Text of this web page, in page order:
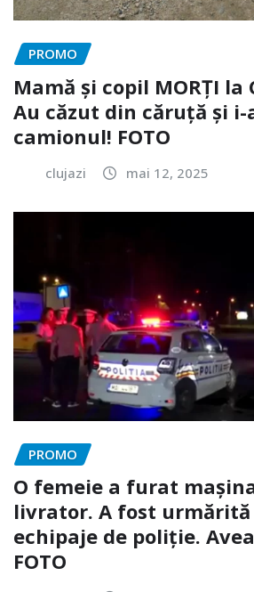
PROMO
Mamă și copil MORȚI la
Au căzut din căruță și i-
camionul! FOTO
clujazi mai 12, 2025
PROMO
O femeie a furat
livrator. A fost urmărită
echipaje de poliție.
FOTO